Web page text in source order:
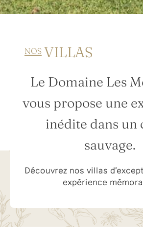
NOS VILLAS
Le Domaine Les
vous propose une
inédite dans un
sauvage.
Découvrez nos villas
expérience